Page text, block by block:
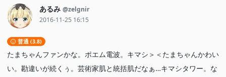
あるみ @zelgnir
2016-11-25 16:15
普通 (3.8)
たまちゃんファンかな。ポエム電波。キマシ＞＜たまちゃんかわい
い。勘違いが続くぅ。芸術家肌と統括肌だなぁ…キマシタワー。な